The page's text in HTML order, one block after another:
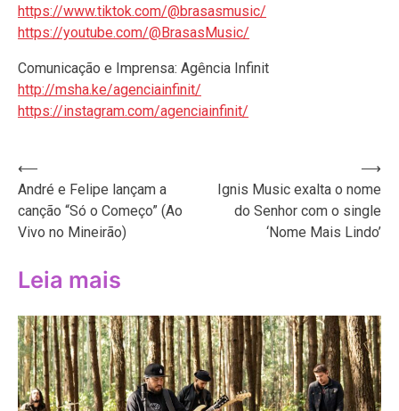
https://www.tiktok.com/@brasasmusic/
https://youtube.com/@BrasasMusic/
Comunicação e Imprensa: Agência Infinit
http://msha.ke/agenciainfinit/
https://instagram.com/agenciainfinit/
Navegação
de
Post
⟵
André e Felipe lançam a
canção “Só o Começo” (Ao
Vivo no Mineirão)
Ignis Music exalta o nome
do Senhor com o single
‘Nome Mais Lindo’
⟶
Leia mais